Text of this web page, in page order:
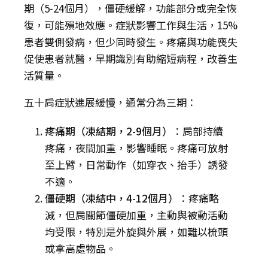
期（5-24個月），僵硬緩解，功能部分或完全恢
復，可能殞地效應。症狀影響工作與生活，15%
患者雙側發病，但少同時發生。疼痛與功能喪失
促使患者就醫，早期識別有助縮短病程，改善生
活質量。
五十肩症狀進展緩慢，通常分為三期：
疼痛期（凍結期，2-9個月）
：肩部持續
疼痛，夜間加重，影響睡眠。疼痛可放射
至上臂，日常動作（如穿衣、抬手）誘發
不適。
僵硬期（凍結中，4-12個月）
：疼痛略
減，但肩關節僵硬加重，主動與被動活動
均受限，特別是外旋與外展，如難以梳頭
或拿高處物品。